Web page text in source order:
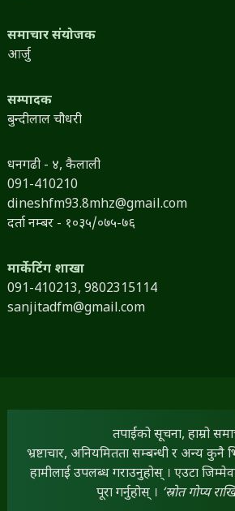
समाचार संयोजक
आर्जु
सम्पादक
बुन्दीलाल चौधरी
धनगढी - ४, कैलाली
091-410210
dineshfm93.8mhz@gmail.com
दर्ता नम्बर - १०३५/०७५-७६
मार्केटिंग शाखा
091-410213, 9802315114
sanjitadfm@gmail.com
तपाईंको सूचना, हाम्रो
भ्रष्टाचार, अनियमितता सम्बन्धी र अन्य कुनै
हामीलाई उपलब्ध गराउनुहोस् । एउटा
पूरा गर्नुहोस् । ‘स्रोत गोप्य